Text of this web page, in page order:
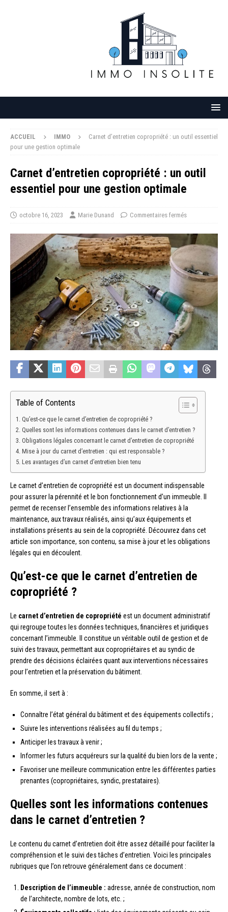
ACCUEIL IMMO
Carnet d’entretien copropriété : un outil essentiel
pour une gestion optimale
Carnet d’entretien copropriété : un outil
essentiel pour une gestion optimale
octobre 16, 2023 Marie Dunand Commentaires fermés
Table of Contents
Qu’est-ce que le carnet d’entretien de copropriété ?
Quelles sont les informations contenues dans le carnet d’entretien ?
Obligations légales concernant le carnet d’entretien de copropriété
Mise à jour du carnet d’entretien : qui est responsable ?
Les avantages d’un carnet d’entretien bien tenu
Le carnet d’entretien de copropriété est un document indispensable
pour assurer la pérennité et le bon fonctionnement d’un immeuble. Il
permet de recenser l’ensemble des informations relatives à la
maintenance, aux travaux réalisés, ainsi qu’aux équipements et
installations présents au sein de la copropriété. Découvrez dans cet
article son importance, son contenu, sa mise à jour et les obligations
légales qui en découlent.
Qu’est-ce que le carnet d’entretien de
copropriété ?
Le carnet d’entretien de copropriété est un document administratif
qui regroupe toutes les données techniques, financières et juridiques
concernant l’immeuble. Il constitue un véritable outil de gestion et de
suivi des travaux, permettant aux copropriétaires et au syndic de
prendre des décisions éclairées quant aux interventions nécessaires
pour l’entretien et la préservation du bâtiment.
En somme, il sert à :
Connaître l’état général du bâtiment et des équipements collectifs ;
Suivre les interventions réalisées au fil du temps ;
Anticiper les travaux à venir ;
Informer les futurs acquéreurs sur la qualité du bien lors de la vente ;
Favoriser une meilleure communication entre les différentes parties
prenantes (copropriétaires, syndic, prestataires).
Quelles sont les informations contenues
dans le carnet d’entretien ?
Le contenu du carnet d’entretien doit être assez détaillé pour faciliter la
compréhension et le suivi des tâches d’entretien. Voici les principales
rubriques que l’on retrouve généralement dans ce document :
Description de l’immeuble : adresse, année de construction, nom
de l’architecte, nombre de lots, etc. ;